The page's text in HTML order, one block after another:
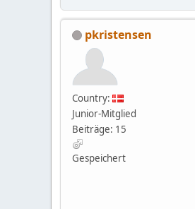
pkristensen
Country:
Junior-Mitglied
Beiträge: 15
Gespeichert